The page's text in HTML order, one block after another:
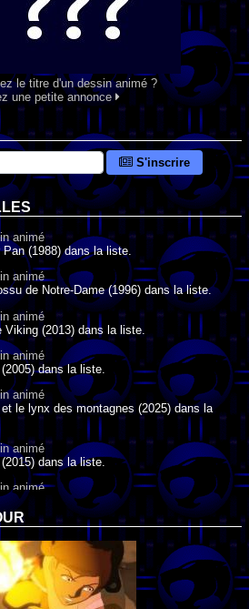
le titre d'un dessin animé ?
une petite annonce
S'inscrire
animé
(1988) dans la liste.
animé
de Notre-Dame (1996) dans la liste.
animé
(2013) dans la liste.
animé
dans la liste.
animé
le lynx des montagnes (2025) dans la
animé
dans la liste.
animé
dans la liste.
animé
l'Aventurier de la Chance (2006) dans la
animé
Canard (2000) dans la liste.